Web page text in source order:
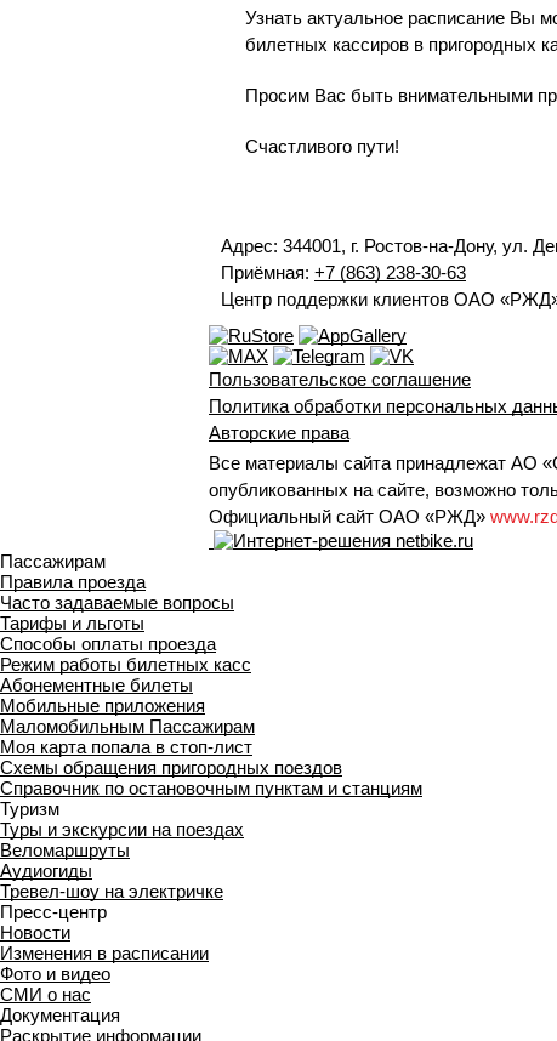
Узнать актуальное расписание Вы
билетных кассиров в пригородных
Просим Вас быть внимательными
Счастливого пути!
Адрес: 344001, г. Ростов-на-Дону, ул.
Приёмная: +7 (863) 238-30-63
Центр поддержки клиентов ОАО
Пользовательское соглашение
Политика обработки персональных
Авторские права
Все материалы сайта принадлежат АО
опубликованных на сайте, возможно
Официальный сайт ОАО «РЖД»
Пассажирам
Правила проезда
Часто задаваемые вопросы
Тарифы и льготы
Способы оплаты проезда
Режим работы билетных касс
Абонементные билеты
Мобильные приложения
Маломобильным Пассажирам
Моя карта попала в стоп-лист
Cхемы обращения пригородных поездов
Справочник по остановочным пунктам и станциям
Туризм
Туры и экскурсии на поездах
Веломаршруты
Аудиогиды
Тревел-шоу на электричке
Пресс-центр
Новости
Изменения в расписании
Фото и видео
СМИ о нас
Документация
Раскрытие информации